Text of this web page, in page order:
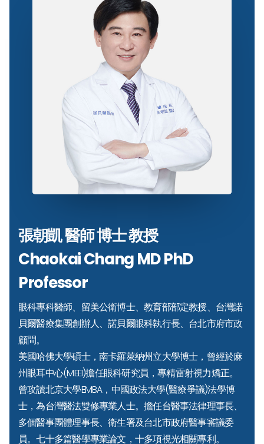
張朝凱 醫師 博士 教授
Chaokai Chang MD PhD
Professor
眼科專科醫師、留美公衛博士、教育部部定教授、台灣諾
貝爾醫療集團創辦人、諾貝爾眼科執行長、台北市府市政
顧問。
美國哈佛大學碩士，南卡羅萊納州立大學博士，曾經於麻
州眼耳中心(MEEI)擔任眼科研究員，專精雷射視力矯正。
曾攻讀北京大學EMBA，中國政法大學(醫療爭議)法學博
士，為台灣醫法雙修專業人士。擔任台醫事法律理事長、
多個醫事團體理事長、衛生署及台北市政府醫事審議委
員。七十多篇醫學專業論文，十多項視光相關專利。